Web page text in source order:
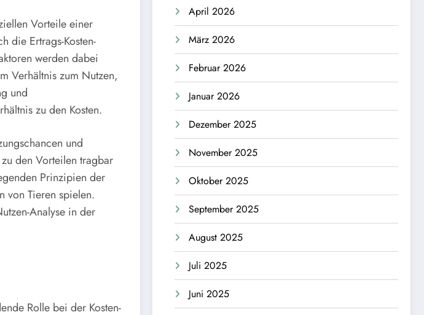
Vorteile einer
die Ertrags-Kosten-
werden dabei
Verhältnis zum Nutzen,
und
zu den Kosten.
und
den Vorteilen tragbar
Prinzipien der
von Tieren spielen.
Analyse in der
Rolle bei der Kosten-
April 2026
März 2026
Februar 2026
Januar 2026
Dezember 2025
November 2025
Oktober 2025
September 2025
August 2025
Juli 2025
Juni 2025